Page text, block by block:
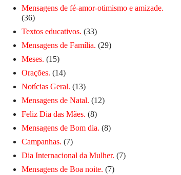
Mensagens de fé-amor-otimismo e amizade.
(36)
Textos educativos. (33)
Mensagens de Família. (29)
Meses. (15)
Orações. (14)
Notícias Geral. (13)
Mensagens de Natal. (12)
Feliz Dia das Mães. (8)
Mensagens de Bom dia. (8)
Campanhas. (7)
Dia Internacional da Mulher. (7)
Mensagens de Boa noite. (7)